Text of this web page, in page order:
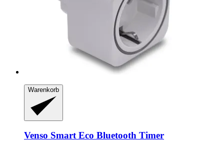
Warenkorb
Venso Smart Eco Bluetooth Timer